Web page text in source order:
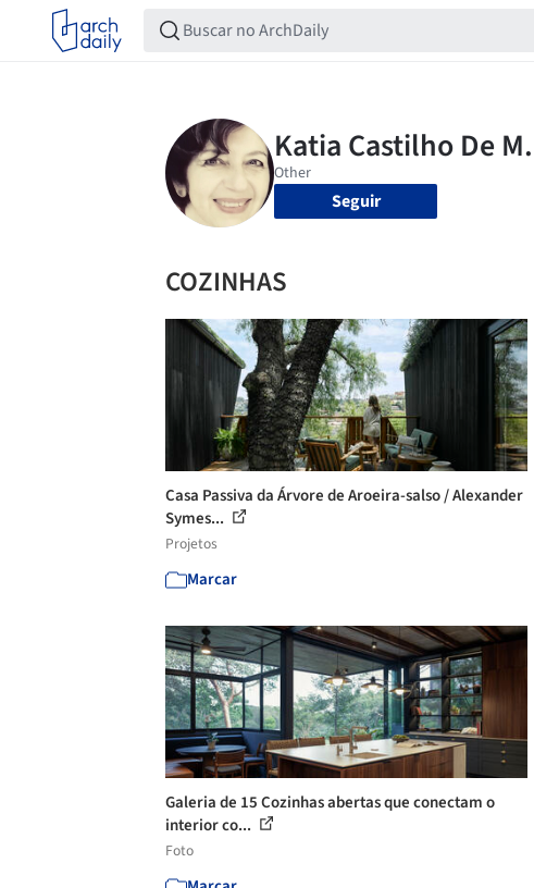
Seguir
COZINHAS
Casa Passiva da Árvore de Aroeira-salso / Alexander
Symes...
Projetos
Marcar
Galeria de 15 Cozinhas abertas que conectam o
interior co...
Foto